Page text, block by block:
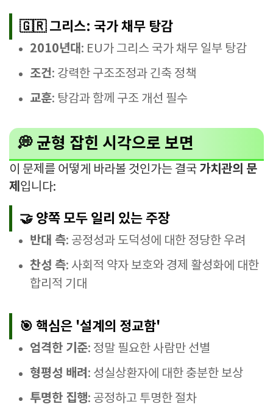
🇬🇷 그리스: 국가 채무 탕감
2010년대 : EU가 그리스 국가 채무 일부 탕감
조건: 강력한 구조조정과 긴축 정책
교훈: 탕감과 함께 구조 개선 필수
💭 균형 잡힌 시각으로 보면
이 문제를 어떻게 바라볼 것인가는 결국 가치관의 문
제 입니다:
🤝 양쪽 모두 일리 있는 주장
반대 측: 공정성과 도덕성에 대한 정당한 우려
찬성 측: 사회적 약자 보호와 경제 활성화에 대한
합리적 기대
🎯 핵심은 '설계의 정교함'
엄격한 기준: 정말 필요한 사람만 선별
형평성 배려 : 성실상환자에 대한 충분한 보상
투명한 집행: 공정하고 투명한 절차